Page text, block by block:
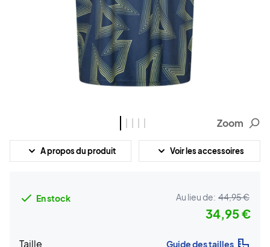
Zoom
A propos du produit Voir les accessoires
En stock Au lieu de: 44,95 €
34,95 €
Taille Guide des tailles